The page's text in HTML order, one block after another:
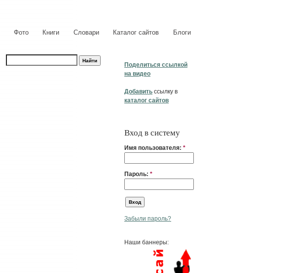
Фото Книги Словари Каталог сайтов Блоги
Поделиться ссылкой
на видео
Добавить ссылку в
каталог сайтов
Вход в систему
Имя пользователя: *
Пароль: *
Забыли пароль?
Наши баннеры: